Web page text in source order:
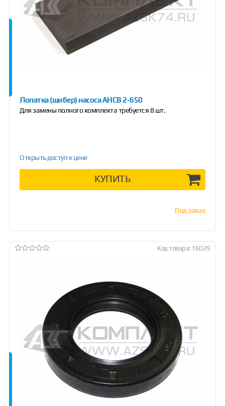
Лопатка (шибер) насоса АНСВ 2-650
Для замены полного комплекта требуется 8 шт.
Открыть доступ к цене
КУПИТЬ
Под заказ
Код товара: 16029